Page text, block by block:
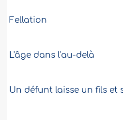
Fellation
L'âge dans l'au-delà
Un défunt laisse un fils et